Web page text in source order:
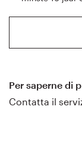
Per saperne di
Contatta il